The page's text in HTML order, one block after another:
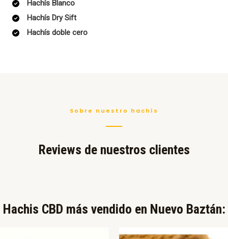
Hachís Blanco
Hachís Dry Sift
Hachís doble cero
Sobre nuestro hachís
Reviews de nuestros clientes
Hachis CBD más vendido en Nuevo Baztán:​